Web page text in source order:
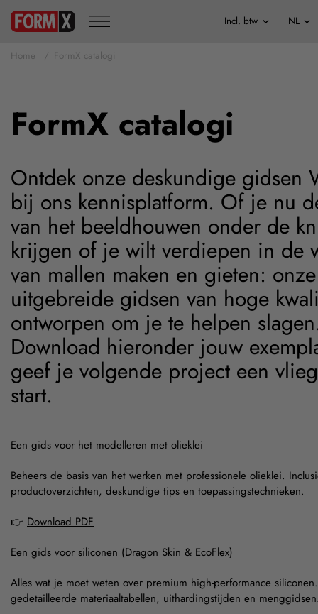
Home FormX catalogi
FormX catalogi
Ontdek onze deskundige gidsen
bij ons kennisplatform. Of je nu
van het beeldhouwen onder de
krijgen of je wilt verdiepen in de
van mallen maken en gieten: onze
uitgebreide gidsen van hoge
ontworpen om je te helpen
Download hieronder jouw
geef je volgende project een
start.
Een gids voor het modelleren met olieklei
Beheers de basis van het werken met professionele olieklei.
productoverzichten, deskundige tips en toepassingstechnieken.
👉 Download PDF
Een gids voor siliconen (Dragon Skin & EcoFlex)
Alles wat je moet weten over premium high-performance
gedetailleerde materiaaltabellen, uithardingstijden en